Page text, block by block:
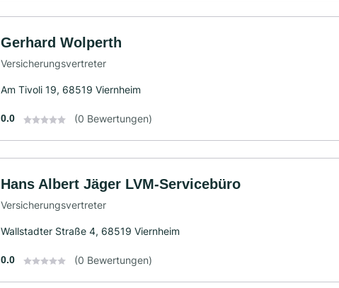
Gerhard Wolperth
Versicherungsvertreter
Am Tivoli 19, 68519 Viernheim
0.0 (0 Bewertungen)
Hans Albert Jäger LVM-Servicebüro
Versicherungsvertreter
Wallstadter Straße 4, 68519 Viernheim
0.0 (0 Bewertungen)